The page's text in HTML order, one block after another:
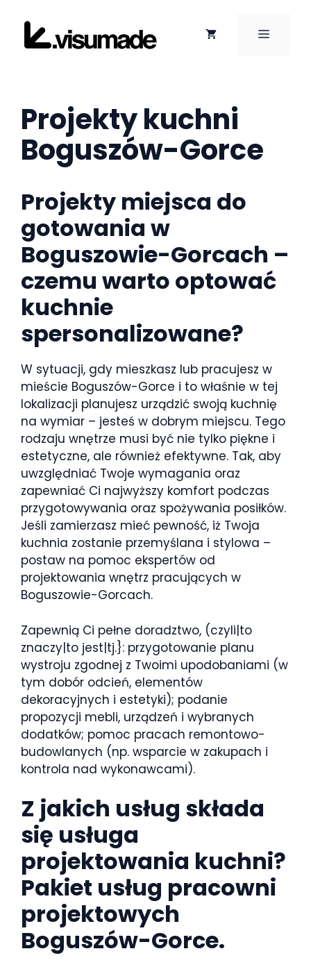
treści
MENU
Projekty kuchni
Boguszów-Gorce
Projekty miejsca do
gotowania w
Boguszowie-Gorcach –
czemu warto optować
kuchnie
spersonalizowane?
W sytuacji, gdy mieszkasz lub pracujesz w
mieście Boguszów-Gorce i to właśnie w tej
lokalizacji planujesz urządzić swoją kuchnię
na wymiar – jesteś w dobrym miejscu. Tego
rodzaju wnętrze musi być nie tylko piękne i
estetyczne, ale również efektywne. Tak, aby
uwzględniać Twoje wymagania oraz
zapewniać Ci najwyższy komfort podczas
przygotowywania oraz spożywania posiłków.
Jeśli zamierzasz mieć pewność, iż Twoja
kuchnia zostanie przemyślana i stylowa –
postaw na pomoc ekspertów od
projektowania wnętrz pracujących w
Boguszowie-Gorcach.
Zapewnią Ci pełne doradztwo, (czyli|to
znaczy|to jest|tj.}: przygotowanie planu
wystroju zgodnej z Twoimi upodobaniami (w
tym dobór odcień, elementów
dekoracyjnych i estetyki); podanie
propozycji mebli, urządzeń i wybranych
dodatków; pomoc pracach remontowo-
budowlanych (np. wsparcie w zakupach i
kontrola nad wykonawcami).
Z jakich usług składa
się usługa
projektowania kuchni?
Pakiet usług pracowni
projektowych
Boguszów-Gorce.